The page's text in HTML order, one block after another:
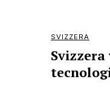
SVIZZERA